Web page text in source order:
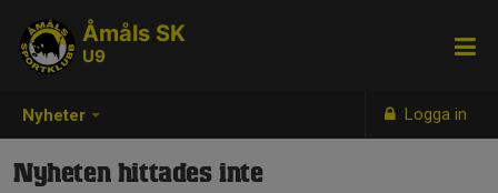
Nyheter Logga in
Åmåls SK
U9
Nyheten hittades inte